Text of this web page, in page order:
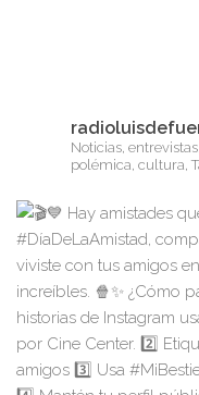
Noticias,
polémica, cultura,